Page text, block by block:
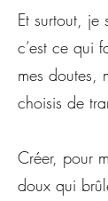
Et surtout, je
c’est ce qui
mes doutes,
choisis de
Créer, pour
doux qui